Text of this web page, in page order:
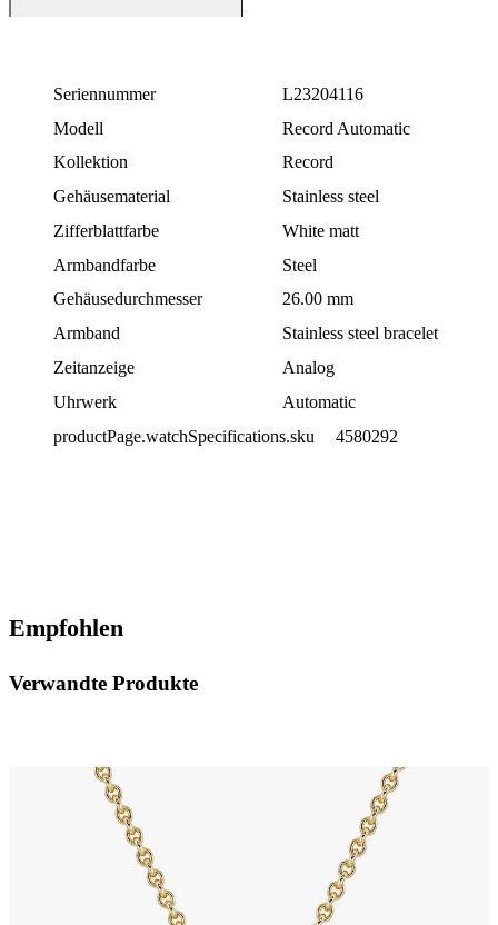
Seriennummer
L23204116
Modell
Record Automatic
Kollektion
Record
Gehäusematerial
Stainless steel
Zifferblattfarbe
White matt
Armbandfarbe
Steel
Gehäusedurchmesser
26.00 mm
Armband
Stainless steel bracelet
Zeitanzeige
Analog
Uhrwerk
Automatic
productPage.watchSpecifications.sku
4580292
Empfohlen
Verwandte Produkte